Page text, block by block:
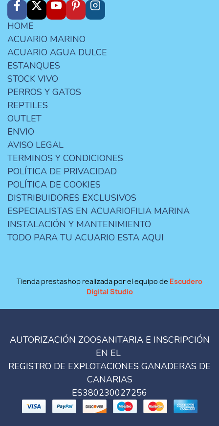
HOME
ACUARIO MARINO
ACUARIO AGUA DULCE
ESTANQUES
STOCK VIVO
PERROS Y GATOS
REPTILES
OUTLET
ENVIO
AVISO LEGAL
TERMINOS Y CONDICIONES
POLÍTICA DE PRIVACIDAD
POLÍTICA DE COOKIES
DISTRIBUIDORES EXCLUSIVOS
ESPECIALISTAS EN ACUARIOFILIA MARINA
INSTALACIÓN Y MANTENIMIENTO
TODO PARA TU ACUARIO ESTA AQUI
Tienda prestashop realizada por el equipo de Escudero
Digital Studio
AUTORIZACIÓN ZOOSANITARIA E INSCRIPCIÓN
EN EL
REGISTRO DE EXPLOTACIONES GANADERAS DE
CANARIAS
ES380230027256